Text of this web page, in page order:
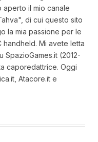
aperto il mio canale
di cui questo sito
la mia passione per le
handheld. Mi avete letta
SpazioGames.it (2012-
caporedattrice. Oggi
Atacore.it e